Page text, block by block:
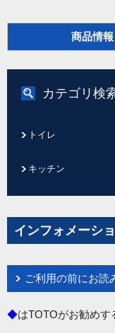
商品情報
カテゴリ検
トイレ
キッチン
インフォメーシ
ご利用の前にお読
◆はTOTOがお勧めす